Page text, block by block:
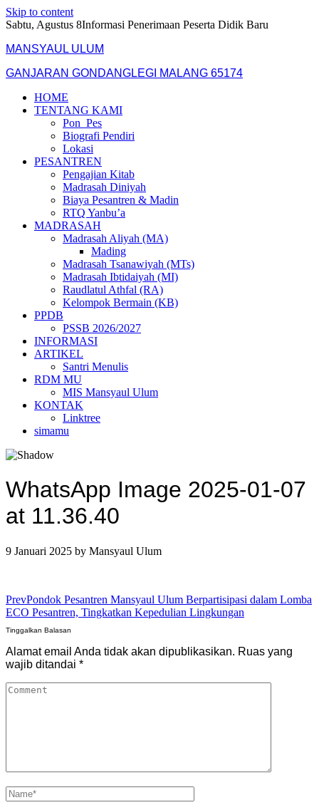
Skip to content
Sabtu, Agustus 8Informasi Penerimaan Peserta Didik Baru
MANSYAUL ULUM
GANJARAN GONDANGLEGI MALANG 65174
HOME
TENTANG KAMI
Pon_Pes
Biografi Pendiri
Lokasi
PESANTREN
Pengajian Kitab
Madrasah Diniyah
Biaya Pesantren & Madin
RTQ Yanbu’a
MADRASAH
Madrasah Aliyah (MA)
Mading
Madrasah Tsanawiyah (MTs)
Madrasah Ibtidaiyah (MI)
Raudlatul Athfal (RA)
Kelompok Bermain (KB)
PPDB
PSSB 2026/2027
INFORMASI
ARTIKEL
Santri Menulis
RDM MU
MIS Mansyaul Ulum
KONTAK
Linktree
simamu
WhatsApp Image 2025-01-07
at 11.36.40
9 Januari 2025 by Mansyaul Ulum
PrevPondok Pesantren Mansyaul Ulum Berpartisipasi dalam Lomba
ECO Pesantren, Tingkatkan Kepedulian Lingkungan
Tinggalkan Balasan
Alamat email Anda tidak akan dipublikasikan. Ruas yang
wajib ditandai *